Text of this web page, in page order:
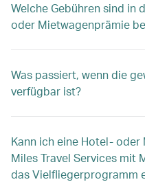
Welche Gebühren sind in
oder Mietwagenprämie
Was passiert, wenn die
verfügbar ist?
Kann ich eine Hotel-
Miles Travel Services mit
das Vielfliegerprogramm